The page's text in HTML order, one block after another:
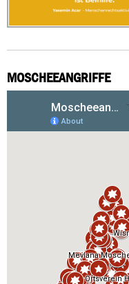
MOSCHEEANGRIFFE